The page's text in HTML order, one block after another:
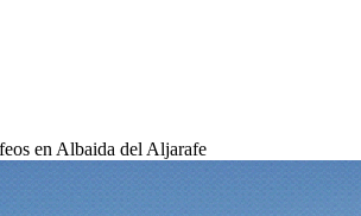
en Albaida del Aljarafe